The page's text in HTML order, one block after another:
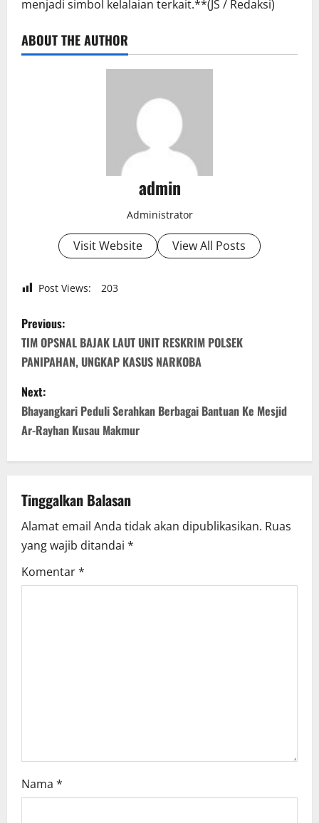
menjadi simbol kelalaian terkait.**(JS / Redaksi)
ABOUT THE AUTHOR
admin
Administrator
Visit Website View All Posts
Post Views: 203
P
o
s
t
n
a
v
i
g
a
Previous:
TIM OPSNAL BAJAK LAUT UNIT RESKRIM POLSEK
PANIPAHAN, UNGKAP KASUS NARKOBA
Next:
Bhayangkari Peduli Serahkan Berbagai Bantuan Ke Mesjid
Ar-Rayhan Kusau Makmur
Tinggalkan Balasan
Alamat email Anda tidak akan dipublikasikan. Ruas
yang wajib ditandai *
Komentar*
Nama *